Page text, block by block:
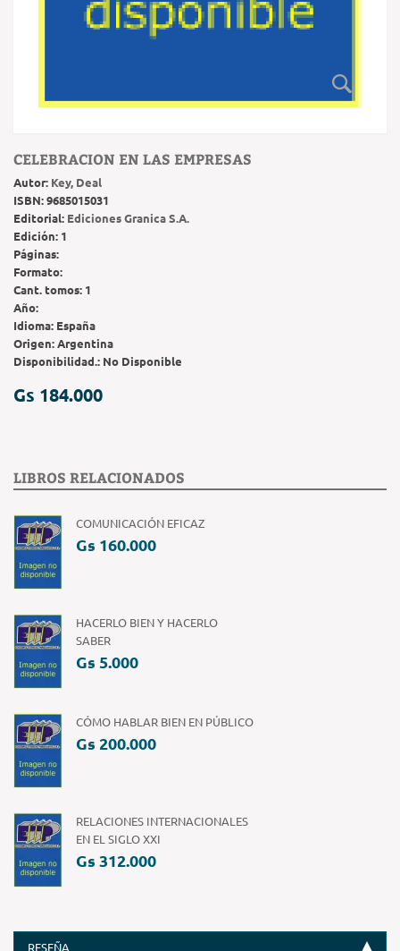
CELEBRACION EN LAS EMPRESAS
Autor: Key, Deal
ISBN:9685015031
Editorial: Ediciones Granica S.A.
Edición: 1
Páginas:
Formato:
Cant. tomos: 1
Año:
Idioma: España
Origen:Argentina
Disponibilidad.: No Disponible
Gs 184.000
LIBROS RELACIONADOS
COMUNICACIÓN EFICAZ
Gs 160.000
HACERLO BIEN Y HACERLO
SABER
Gs 5.000
CÓMO HABLAR BIEN EN PÚBLICO
Gs 200.000
RELACIONES INTERNACIONALES
EN EL SIGLO XXI
Gs 312.000
RESEÑA